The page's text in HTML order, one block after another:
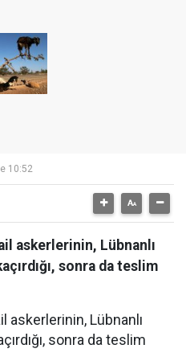
10:52
askerlerinin, Lübnanlı
sonra da teslim
askerlerinin, Lübnanlı
sonra da teslim